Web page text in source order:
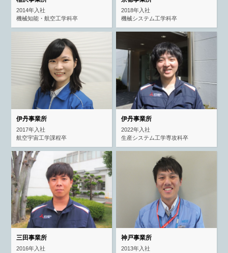
2014年入社
機械知能・航空工学科卒
2018年入社
機械システム工学科卒
伊丹事業所
2017年入社
航空宇宙工学課程卒
伊丹事業所
2022年入社
生産システム工学専攻科卒
三田事業所
2016年入社
神戸事業所
2013年入社